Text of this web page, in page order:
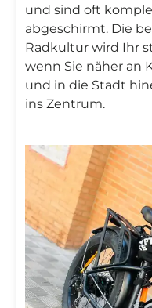
und sind oft
abgeschirmt. Die
Radkultur wird Ihr
wenn Sie näher an
und in die Stadt
ins Zentrum.